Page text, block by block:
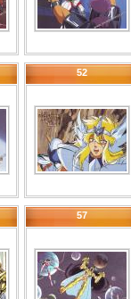
52
57